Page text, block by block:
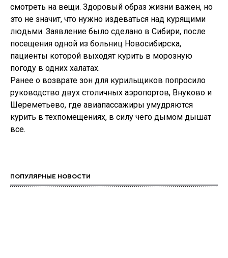
смотреть на вещи. Здоровый образ жизни важен, но
это не значит, что нужно издеваться над курящими
людьми. Заявление было сделано в Сибири, после
посещения одной из больниц Новосибирска,
пациенты которой выходят курить в морозную
погоду в одних халатах.
Ранее о возврате зон для курильщиков попросило
руководство двух столичных аэропортов, Внуково и
Шереметьево, где авиапассажиры умудряются
курить в техпомещениях, в силу чего дымом дышат
все.
ПОПУЛЯРНЫЕ НОВОСТИ